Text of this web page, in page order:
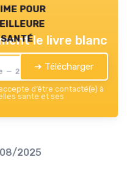
pour
— 2026
le livre blanc
➔ Télécharger
d’être contacté(e) à
sante et ses
2025